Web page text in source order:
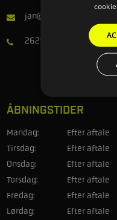
jan@jj-racing.com
26258899
ÅBNINGSTIDER
Mandag:
Efter aftale
Tirsdag:
Efter aftale
Onsdag:
Efter aftale
Torsdag:
Efter aftale
Fredag:
Efter aftale
Lørdag:
Efter aftale